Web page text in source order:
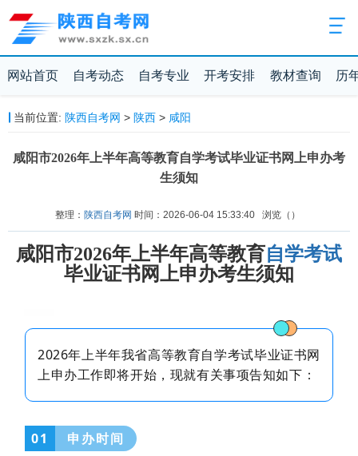
网站首页 自考动态 自考专业 开考安排 教材查询 历
当前位置: 陕西自考网 > 陕西> 咸阳
咸阳市2026年上半年高等教育自学考试毕业证书网上申办考
生须知
整理： 陕西自考网 时间：2026-06-04 15:33:40 浏览（ ）
咸阳市2026年上半年高等教育自学考试
毕业证书网上申办考生须知
2026年上半年我省高等教育自学考试毕业证书网
上申办工作即将开始，现就有关事项告知如下：
01 申办时间